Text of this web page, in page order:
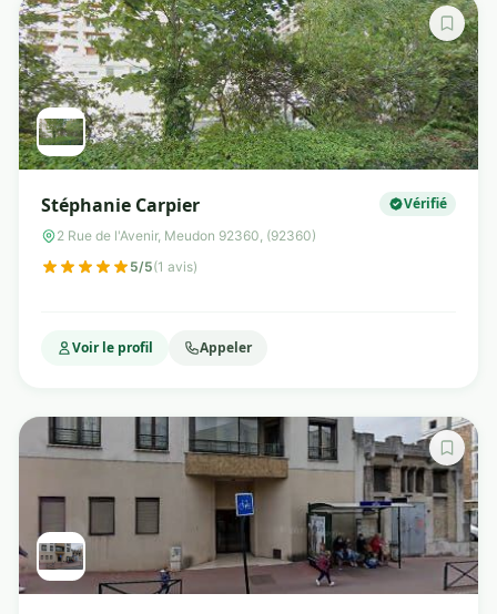
Stéphanie Carpier Vérifié
2 Rue de l'Avenir, Meudon 92360, (92360)
5/5(1 avis)
Voir le profil Appeler